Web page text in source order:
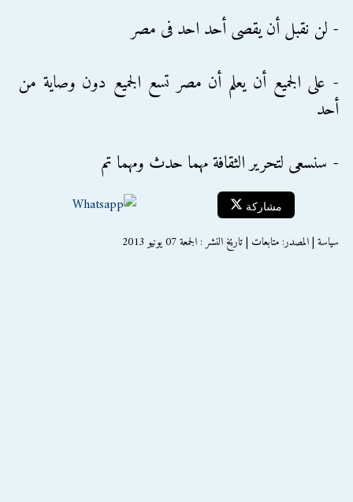
- لن نقبل أن يقصى أحد احد فى مصر
- على الجميع أن يعلم أن مصر تسع الجميع دون وصاية من
أحد
- سنسعى لتحرير الثقافة مهما حدث ومهما تم
مشاركة
سياسة | المصدر: متابعات | تاريخ النشر : الجمعة 07 يونيو 2013